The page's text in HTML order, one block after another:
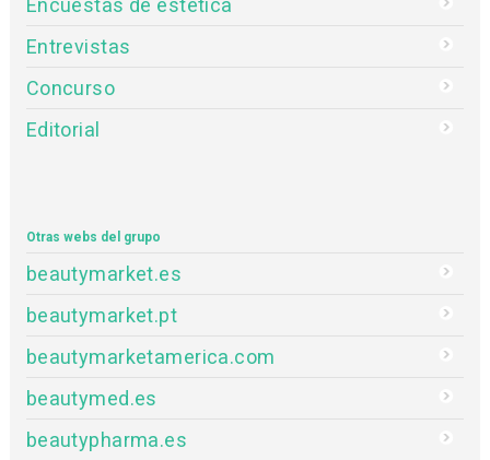
Encuestas de estética
Entrevistas
Concurso
Editorial
Otras webs del grupo
beautymarket.es
beautymarket.pt
beautymarketamerica.com
beautymed.es
beautypharma.es